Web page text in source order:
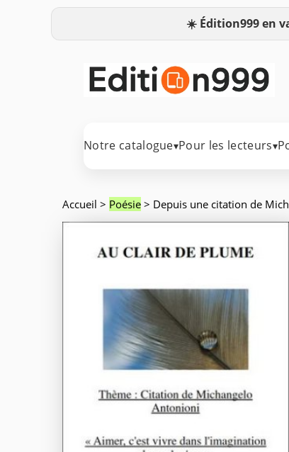
☀️ Édition999 en
Notre catalogue▾Pour les lecteurs▾
Accueil > Poésie > Depuis une citation de